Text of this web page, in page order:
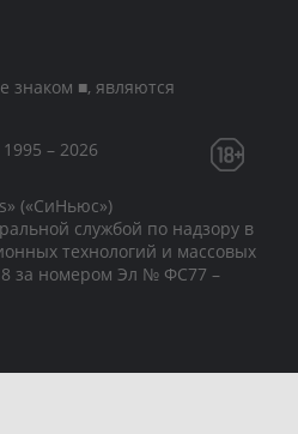
■, являются
– 2026
(«СиНьюс»)
службой по надзору в
технологий и массовых
за номером Эл № ФС77 –